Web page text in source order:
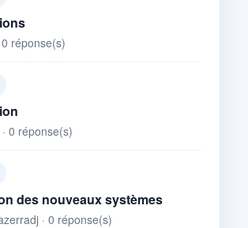
réponse(s)
0 réponse(s)
des nouveaux systèmes
· 0 réponse(s)